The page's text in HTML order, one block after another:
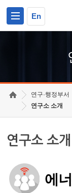
En
연구·행정부서
연구소 소개
연구소 소개
에